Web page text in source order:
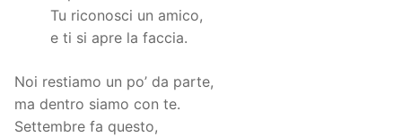
Tu riconosci un amico,
e ti si apre la faccia.
Noi restiamo un po’ da parte,
ma dentro siamo con te.
Settembre fa questo,